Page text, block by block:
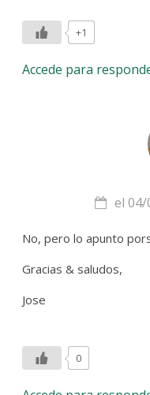
+1
Accede para
el 04/
No, pero lo apunto
Gracias & saludos,
Jose
0